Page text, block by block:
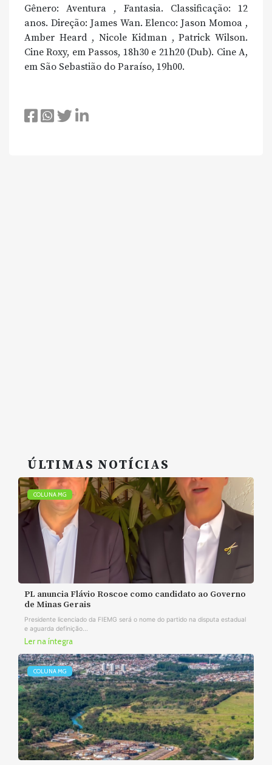
Gênero: Aventura , Fantasia. Classificação: 12
anos. Direção: James Wan. Elenco: Jason Momoa ,
Amber Heard , Nicole Kidman , Patrick Wilson.
Cine Roxy, em Passos, 18h30 e 21h20 (Dub). Cine A,
em São Sebastião do Paraíso, 19h00.
ÚLTIMAS NOTÍCIAS
COLUNA MG
PL anuncia Flávio Roscoe como candidato ao Governo
de Minas Gerais
Presidente licenciado da FIEMG será o nome do partido na disputa estadual
e aguarda definição...
Ler na íntegra
COLUNA MG